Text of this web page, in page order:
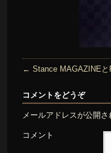
← Stance MAGAZINEと
コメントをどうぞ
メールアドレスが公開
コメント